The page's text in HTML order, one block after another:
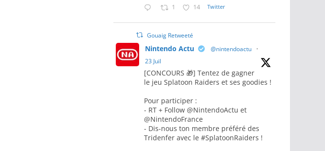
1 14 Twitter
Gouaig Retweeté
Nintendo Actu @nintendoactu
·
23 Juil
[CONCOURS 🎁] Tentez de gagner
le jeu Splatoon Raiders et ses goodies !
Pour participer :
- RT + Follow @NintendoActu et
@NintendoFrance
- Dis-nous ton membre préféré des
Tridenfer avec le #SplatoonRaiders !